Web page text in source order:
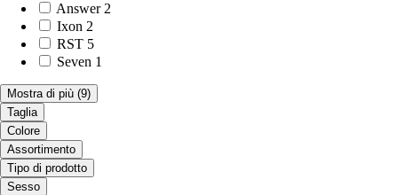
Answer 2
Ixon 2
RST 5
Seven 1
Mostra di più (9)
Taglia
Colore
Assortimento
Tipo di prodotto
Sesso